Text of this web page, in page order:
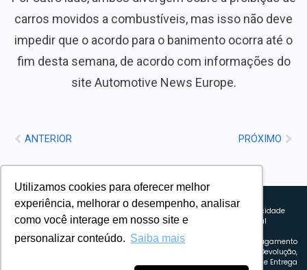
Utilizamos cookies para oferecer melhor
experiência, melhorar o desempenho, analisar
como você interage em nosso site e
personalizar conteúdo. Saiba mais
carros movidos a combustíveis, mas isso não deve
impedir que o acordo para o banimento ocorra até o
fim desta semana, de acordo com informações do
site Automotive News Europe.
ANTERIOR PRÓXIMO
Explorando novos horizontes com
inovação e estratégia. Estamos
para um amanhã mais conectado e
Sobre nós
Política de privacidade
Política comercial
Política de Pagamento
Troca, Devolução,
Reembolso e Entrega